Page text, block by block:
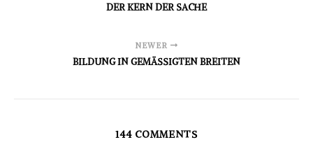
DER KERN DER SACHE
NEWER
BILDUNG IN GEMÄSSIGTEN BREITEN
144 COMMENTS